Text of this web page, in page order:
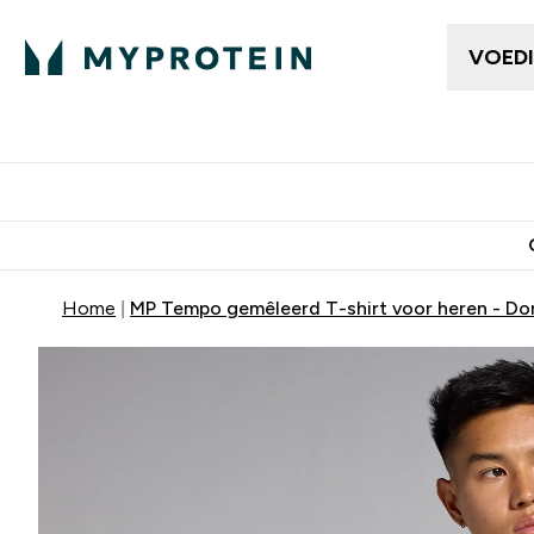
Home MP Tempo gemêleerd T-shirt voor heren -